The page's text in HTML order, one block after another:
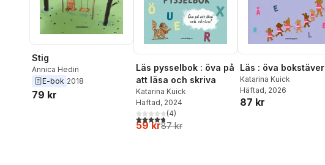
Stig
Annica Hedin
E-bok 2018
79 kr
Läs pysselbok : öva på
att läsa och skriva
Katarina Kuick
Häftad, 2024
4,8utav 5 stjärnor. Totalt antal röster:
(4)
59 kr87 kr
Läs : öva bokstäver
Katarina Kuick
Häftad, 2026
87 kr